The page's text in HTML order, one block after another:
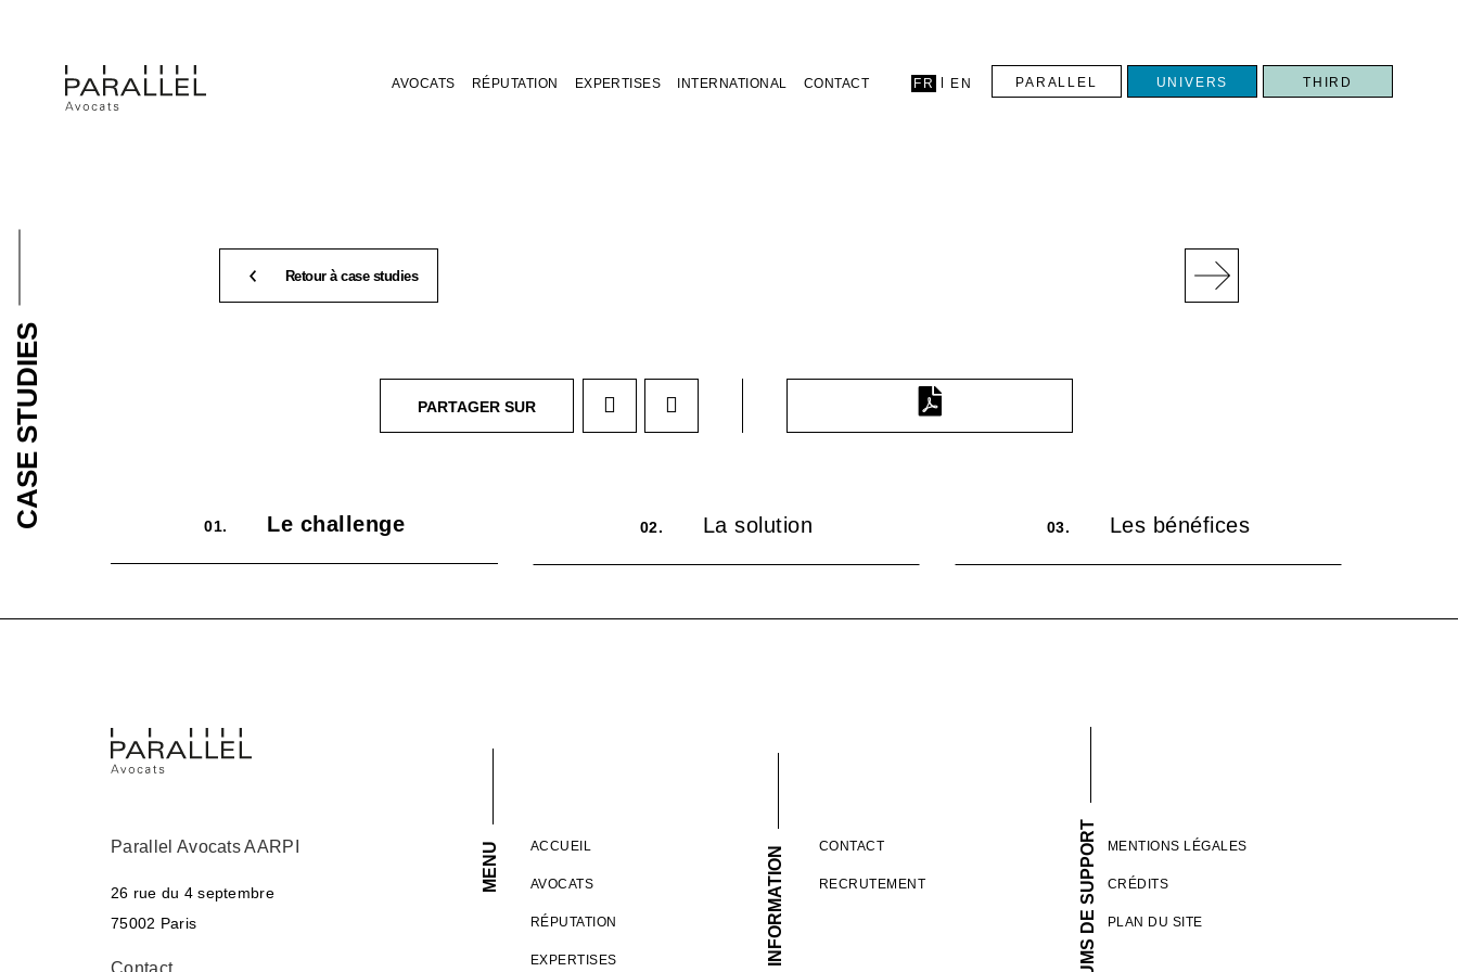
AVOCATS RÉPUTATION EXPERTISES INTERNATIONAL CONTACT FR EN PARALLEL UNIVERS THIRD
CASE STUDIES
Retour à case studies
PARTAGER SUR
01. Le challenge 02. La solution 03. Les bénéfices
Parallel Avocats AARPI
26 rue du 4 septembre
75002 Paris
Contact
MENU ACCUEIL
AVOCATS
RÉPUTATION
EXPERTISES INFORMATION CONTACT
RECRUTEMENT FORUMS DE SUPPORT MENTIONS LÉGALES
CRÉDITS
PLAN DU SITE